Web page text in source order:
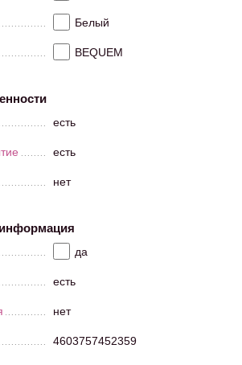
Белый
BEQUEM
есть
есть
нет
да
есть
нет
4603757452359